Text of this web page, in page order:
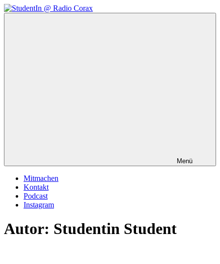
Zum
Inhalt
Menü
Mitmachen
Kontakt
Podcast
Instagram
Autor: Studentin Student